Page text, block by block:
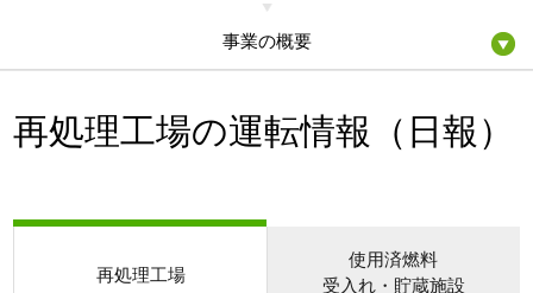
事業の概要
再処理工場の運転情報（日報）
再処理工場
使用済燃料
受入れ・貯蔵施設